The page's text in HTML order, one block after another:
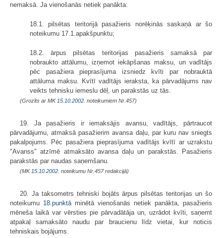
nemaksā. Ja vienošanās netiek panākta:
18.1. pilsētas teritorijā pasažieris norēķinās saskaņā ar šo
noteikumu 17.1.apakšpunktu;
18.2. ārpus pilsētas teritorijas pasažieris samaksā par
nobraukto attālumu, izņemot iekāpšanas maksu, un vadītājs
pēc pasažiera pieprasījuma izsniedz kvīti par nobrauktā
attāluma maksu. Kvītī vadītājs ieraksta, ka pārvadājums nav
veikts tehnisku iemeslu dēļ, un parakstās uz tās.
(Grozīts ar MK 15.10.2002. noteikumiem Nr.457)
19. Ja pasažieris ir iemaksājis avansu, vadītājs, pārtraucot
pārvadājumu, atmaksā pasažierim avansa daļu, par kuru nav sniegts
pakalpojums. Pēc pasažiera pieprasījuma vadītājs kvītī ar uzrakstu
"Avanss" atzīmē atmaksāto avansa daļu un parakstās. Pasažieris
parakstās par naudas saņemšanu.
(MK 15.10.2002. noteikumu Nr.457 redakcijā)
20. Ja taksometrs tehniski bojāts ārpus pilsētas teritorijas un šo
noteikumu 18.punktāminētā vienošanās netiek panākta, pasažieris
mēneša laikā var vērsties pie pārvadātāja un, uzrādot kvīti, saņemt
atpakaļ samaksāto naudu par braucienu līdz vietai, kur noticis
tehniskais bojājums.